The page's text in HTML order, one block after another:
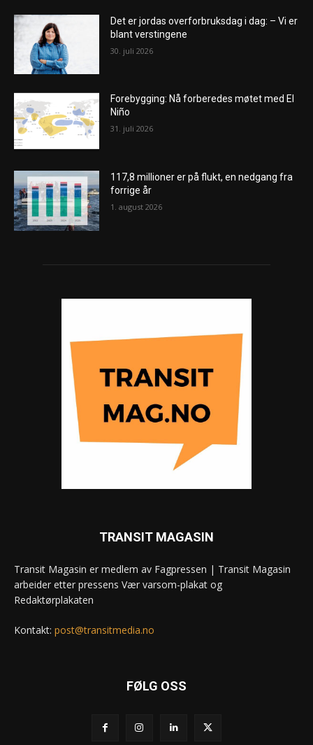
Det er jordas overforbruksdag i dag: – Vi er
blant verstingene
30. juli 2026
Forebygging: Nå forberedes møtet med El
Niño
31. juli 2026
117,8 millioner er på flukt, en nedgang fra
forrige år
1. august 2026
TRANSIT MAGASIN
Transit Magasin er medlem av Fagpressen | Transit Magasin
arbeider etter pressens Vær varsom-plakat og
Redaktørplakaten
Kontakt: post@transitmedia.no
FØLG OSS